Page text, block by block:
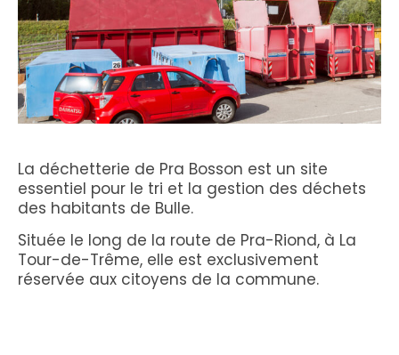
La déchetterie de Pra Bosson est un site
essentiel pour le tri et la gestion des déchets
des habitants de Bulle.
Située le long de la route de Pra-Riond, à La
Tour-de-Trême, elle est exclusivement
réservée aux citoyens de la commune.